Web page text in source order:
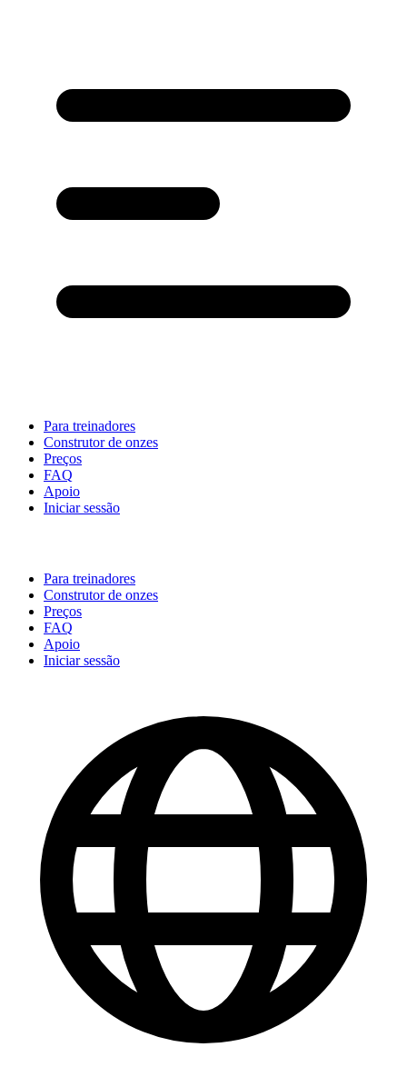
Para treinadores
Construtor de onzes
Preços
FAQ
Apoio
Iniciar sessão
Para treinadores
Construtor de onzes
Preços
FAQ
Apoio
Iniciar sessão